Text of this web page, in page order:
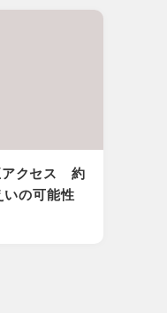
アクセス 約
いの可能性